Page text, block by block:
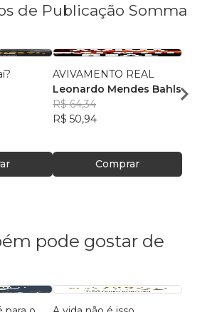
de Publicação Somma
AVIVAMENTO REAL
Leonardo Mendes Bahls
R$ 64,34
R$ 50,94
Comprar
Otto
pode gostar de